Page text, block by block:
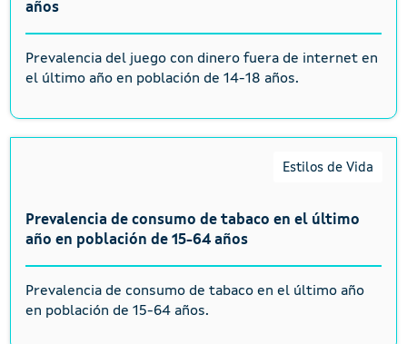
años
Prevalencia del juego con dinero fuera de internet en
el último año en población de 14-18 años.
Estilos de Vida
Prevalencia de consumo de tabaco en el último
año en población de 15-64 años
Prevalencia de consumo de tabaco en el último año
en población de 15-64 años.